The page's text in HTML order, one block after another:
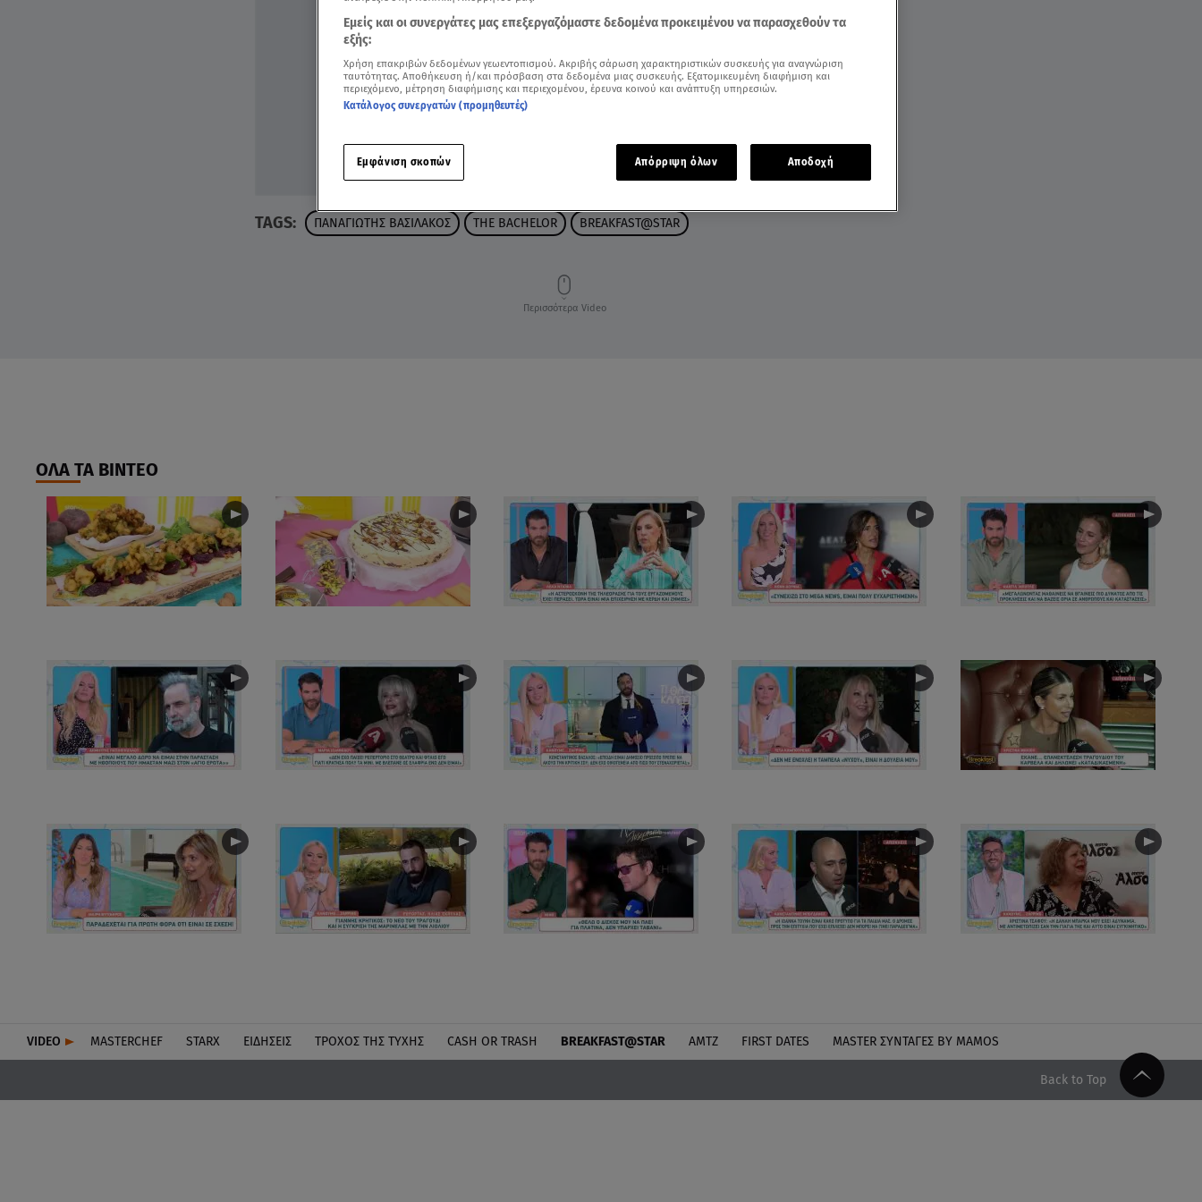
TAGS: ΠΑΝΑΓΙΩΤΗΣ ΒΑΣΙΛΑΚΟΣ THE BACHELOR BREAKFAST@STAR
Περισσότερα Video
ΟΛΑ ΤΑ ΒΙΝΤΕΟ
VIDEO MASTERCHEF STARX ΕΙΔΉΣΕΙΣ ΤΡΟΧΌΣ ΤΗΣ ΤΎΧΗΣ CASH OR TRASH BREAKFAST@STAR ΑΜΤΖ FIRST DATES MASTER ΣΥΝΤΑΓΈΣ BY MAMOS
Back to Top
Εμείς και οι συνεργάτες μας επεξεργαζόμαστε δεδομένα προκειμένου να παρασχεθούν τα
εξής:
Χρήση επακριβών δεδομένων γεωεντοπισμού. Ακριβής σάρωση χαρακτηριστικών συσκευής για αναγνώριση
ταυτότητας. Αποθήκευση ή/και πρόσβαση στα δεδομένα μιας συσκευής. Εξατομικευμένη διαφήμιση και
περιεχόμενο, μέτρηση διαφήμισης και περιεχομένου, έρευνα κοινού και ανάπτυξη υπηρεσιών.
Κατάλογος συνεργατών (προμηθευτές)
Εμφάνιση σκοπών Απόρριψη όλων Αποδοχή